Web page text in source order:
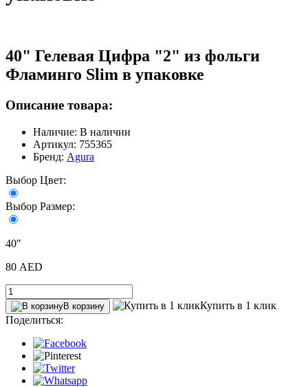
40" Гелевая Цифра "2" из фольги
Фламинго Slim в упаковке
Описание товара:
Наличие: В наличии
Артикул: 755365
Бренд: Agura
Выбор Цвет:
Выбор Размер:
40"
80 AED
В корзину
Купить в 1 клик
Поделиться: